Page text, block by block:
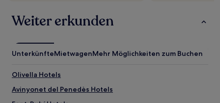
Weiter erkunden
UnterkünfteMietwagenMehr Möglichkeiten zum Buchen
Olivella Hotels
Avinyonet del Penedès Hotels